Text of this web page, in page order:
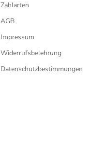
Zahlarten
AGB
Impressum
Widerrufsbelehrung
Datenschutzbestimmungen